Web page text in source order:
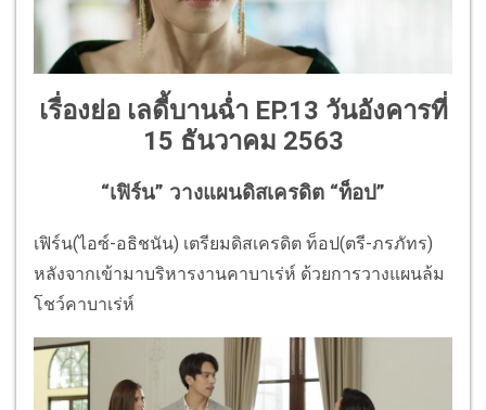
เรื่องย่อ เลดี้บานฉ่ำ EP.13 วันอังคารที่
15 ธันวาคม 2563
“เฟิร์น” วางแผนดิสเครดิต “ท็อป”
เฟิร์น(ไอซ์-อธิชนัน) เตรียมดิสเครดิต ท็อป(ตรี-ภรภัทร)
หลังจากเข้ามาบริหารงานคาบาเร่ห์ ด้วยการวางแผนล้ม
โชว์คาบาเร่ห์